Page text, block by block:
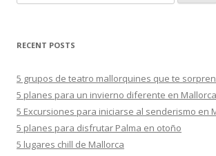
u
c
r
:
RECENT POSTS
5 grupos de teatro mallorquines que te
5 planes para un invierno diferente en Mallorca
5 Excursiones para iniciarse al senderismo en
5 planes para disfrutar Palma en otoño
5 lugares chill de Mallorca